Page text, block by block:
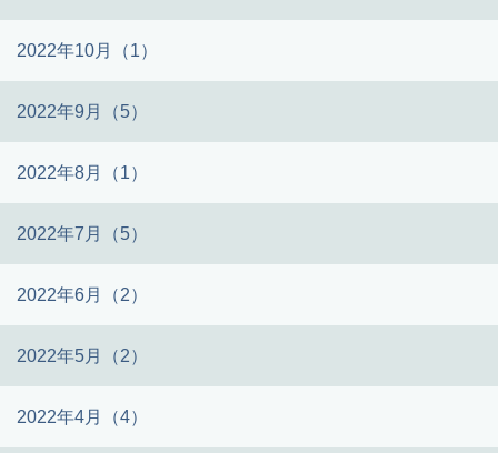
2022年10月（1）
2022年9月（5）
2022年8月（1）
2022年7月（5）
2022年6月（2）
2022年5月（2）
2022年4月（4）